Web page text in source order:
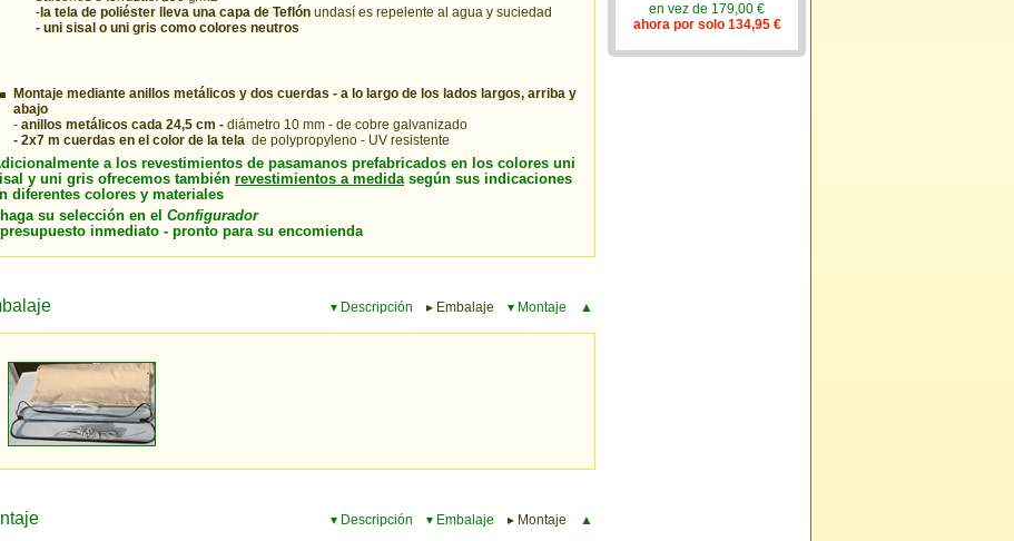
- la tela de poliéster lleva una capa de Teflón undasí es repelente al agua y suciedad
- uni sisal o uni gris como colores neutros
Montaje mediante anillos metálicos y dos cuerdas - a lo largo de los lados largos, arriba y
abajo
- anillos metálicos cada 24,5 cm - diámetro 10 mm - de cobre galvanizado
- 2x7 m cuerdas en el color de la tela de polypropyleno - UV resistente
a los revestimientos de pasamanos prefabricados en los colores uni
y uni gris ofrecemos también revestimientos a medidasegún sus indicaciones
diferentes colores y materiales
su selección en el Configurador
inmediato - pronto para su encomienda
▾ Descripción ▸ Embalaje ▾ Montaje ▲
▾ Descripción ▾ Embalaje ▸ Montaje ▲
en vez de 179,00 €
ahora por solo 134,95 €